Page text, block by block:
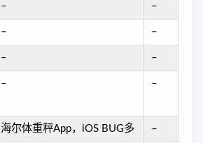
– –
– –
– –
– –
海尔体重秤App，iOS BUG多 –